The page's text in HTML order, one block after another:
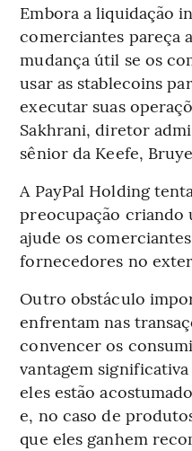
Embora a liquidação
comerciantes pareça
mudança útil se os
usar as stablecoins
executar suas
Sakhrani, diretor
sênior da Keefe,
A PayPal Holding
preocupação criando
ajude os
fornecedores no
Outro obstáculo
enfrentam nas
convencer os
vantagem
eles estão
e, no caso de
que eles ganhem